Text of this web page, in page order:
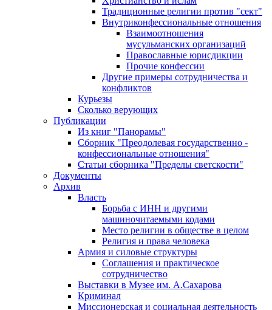
Традиционные религии против "сект"
Внутриконфессиональные отношения
Взаимоотношения
мусульманских организаций
Православные юрисдикции
Прочие конфессии
Другие примеры сотрудничества и
конфликтов
Курьезы
Сколько верующих
Публикации
Из книг "Панорамы"
Сборник "Преодолевая государственно -
конфессиональные отношения"
Статьи сборника "Пределы светскости"
Документы
Архив
Власть
Борьба с ИНН и другими
машиночитаемыми кодами
Место религии в обществе в целом
Религия и права человека
Армия и силовые структуры
Соглашения и практическое
сотрудничество
Выставки в Музее им. А.Сахарова
Криминал
Миссионерская и социальная деятельность